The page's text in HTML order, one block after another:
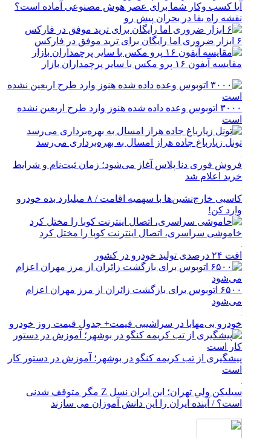
آیا کسب وکار شما برای عصر هوش مصنوعی آماده است؟
نقشه راه بقا در بحران پیش رو
۶ ابزار ضروری اما رایگان برای ترید موفق در فارکس
مقایسه آیفون ۱۶ پرو مکس با سایر پرچمداران بازار
۳۰۰۰ اتوبوس وعده داده شده هنوز وارد طرح اربعین نشده
است
تونل زیارباغ جاده هراز امسال به بهره‌برداری می‌رسد
فروش فوری دنا پلاس آغاز می‌شود؛ زمان ثبت‌نام و شرایط
خرید اعلام شد
کاسبی خارج‌نشین‌ها با سهمیه اقامت / ۸ میلیارد بده خودرو
وارد کن!
خاموشی سراسری، اتصال اینترنت کوبا را مختل کرد
افت ۲۴ درصدی تولید خودرو در کشور
۶۵۰۰ اتوبوس برای بازگشت زائران از مرز مهران اعزام
می‌شود
خودرو بی‌مهابا در سراشیبی قیمت+ جدول قیمت روز خودرو
پیشگیری از تب کریمه کنگو در بوشهر؛ آموزش در دستور کار
است
سیلیکن ولیِ تهران؛ این ایران نسل Z مگر متوقف شدنی
است؟ / آینده ایران را این دانش آموزان می سازند